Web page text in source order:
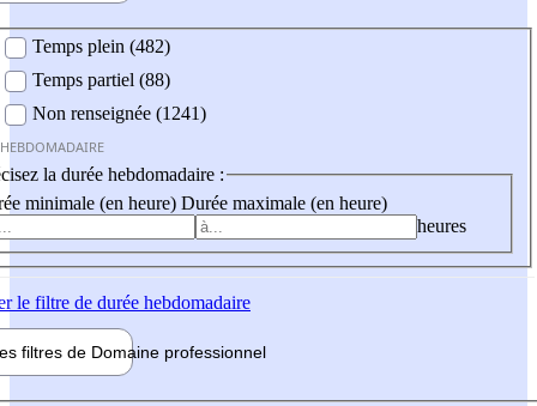
Temps plein (482)
Temps partiel (88)
Non renseignée (1241)
la durée hebdomadaire :
minimale (en heure) Durée maximale (en heure)
heures
le filtre de durée hebdomadaire
filtres de Domaine professionnel